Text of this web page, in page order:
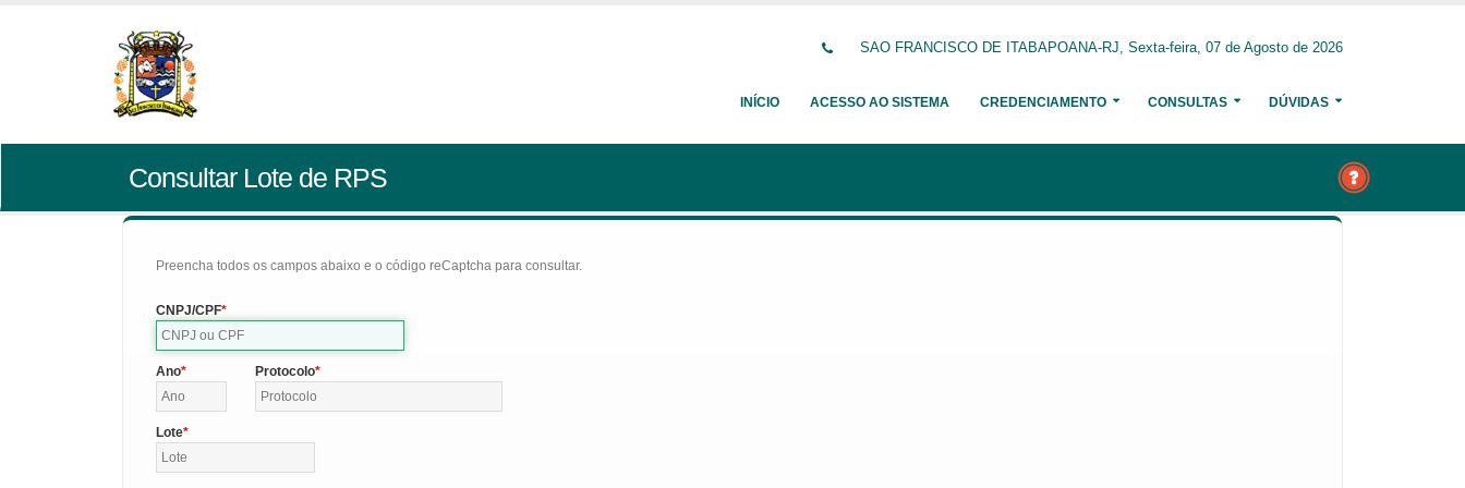
SAO FRANCISCO DE ITABAPOANA-RJ, Sexta-feira, 07 de Agosto de 2026
INÍCIO ACESSO AO SISTEMA CREDENCIAMENTO CONSULTAS DÚVIDAS
Consultar Lote de RPS
Preencha todos os campos abaixo e o código reCaptcha para consultar.
CNPJ/CPF
Ano Protocolo
Lote